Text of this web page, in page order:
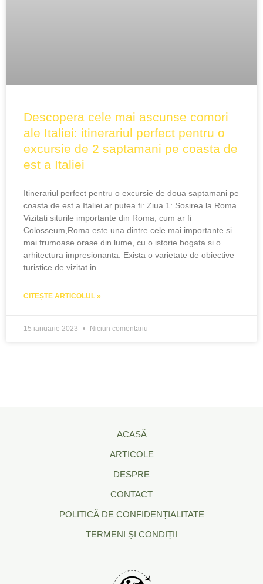
Descopera cele mai ascunse comori
ale Italiei: itinerariul perfect pentru o
excursie de 2 saptamani pe coasta de
est a Italiei
Itinerariul perfect pentru o excursie de doua saptamani pe
coasta de est a Italiei ar putea fi: Ziua 1: Sosirea la Roma
Vizitati siturile importante din Roma, cum ar fi
Colosseum,Roma este una dintre cele mai importante si
mai frumoase orase din lume, cu o istorie bogata si o
arhitectura impresionanta. Exista o varietate de obiective
turistice de vizitat in
CITEȘTE ARTICOLUL »
15 ianuarie 2023 Niciun comentariu
ACASĂ
ARTICOLE
DESPRE
CONTACT
POLITICĂ DE CONFIDENȚIALITATE
TERMENI ȘI CONDIȚII